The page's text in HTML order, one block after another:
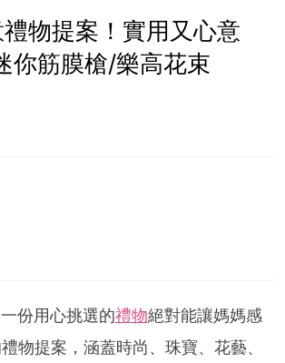
物提案！實用又心意
筋膜槍/樂高花束
份用心挑選的禮物絕對能讓媽媽感
物提案，涵蓋時尚、珠寶、花藝、